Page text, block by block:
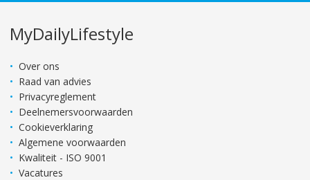
MyDailyLifestyle
Over ons
Raad van advies
Privacyreglement
Deelnemersvoorwaarden
Cookieverklaring
Algemene voorwaarden
Kwaliteit - ISO 9001
Vacatures